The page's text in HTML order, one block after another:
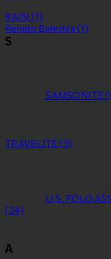
RAIN (1)
Renato Balestra (1)
S
SAMSONITE
TRAVELITE (3)
U.S. POLO
(24)
Α